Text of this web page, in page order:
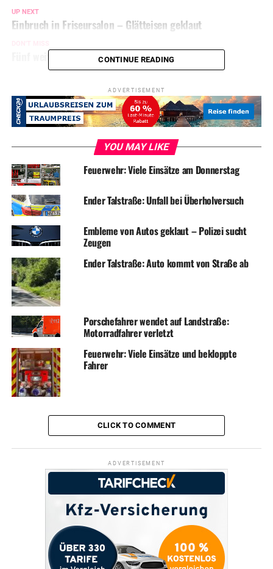
UP NEXT
Einbruch in Friseursalon – Glätteisen geklaut
Fünf weitere Standorte für Flüchtlinge geplant
CONTINUE READING
ADVERTISEMENT
YOU MAY LIKE
Feuerwehr: Viele Einsätze am Donnerstag
Ender Talstraße: Unfall bei Überholversuch
Embleme von Autos geklaut – Polizei sucht
Zeugen
Ender Talstraße: Auto kommt von Straße ab
Porschefahrer wendet auf Landstraße:
Motorradfahrer verletzt
Feuerwehr: Viele Einsätze und bekloppte
Fahrer
CLICK TO COMMENT
ADVERTISEMENT